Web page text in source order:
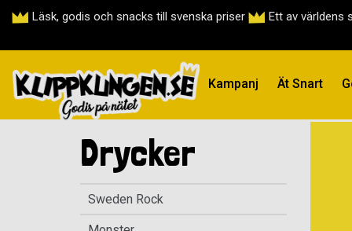
Läsk, godis och snacks till svenska priser Ett av
Kampanj Ät Snart
Drycker
Sweden Rock